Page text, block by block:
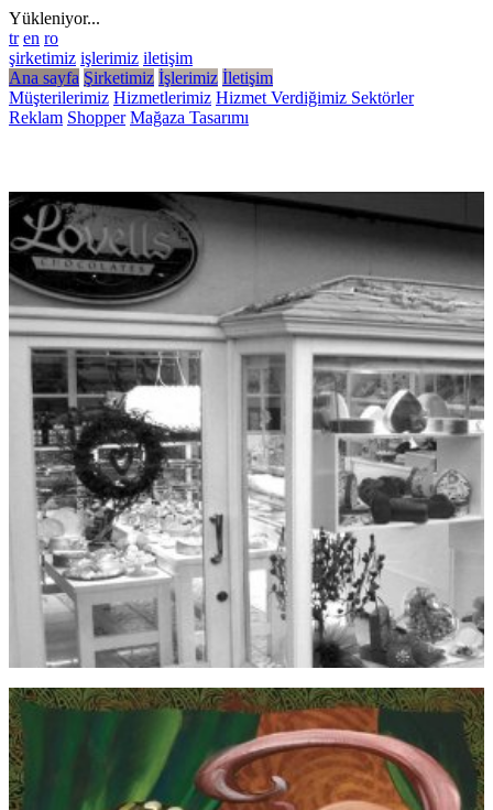
Yükleniyor...
tr en ro
şirketimiz işlerimiz iletişim
Ana sayfa Şirketimiz İşlerimiz İletişim
Müşterilerimiz Hizmetlerimiz Hizmet Verdiğimiz Sektörler
Reklam Shopper Mağaza Tasarımı